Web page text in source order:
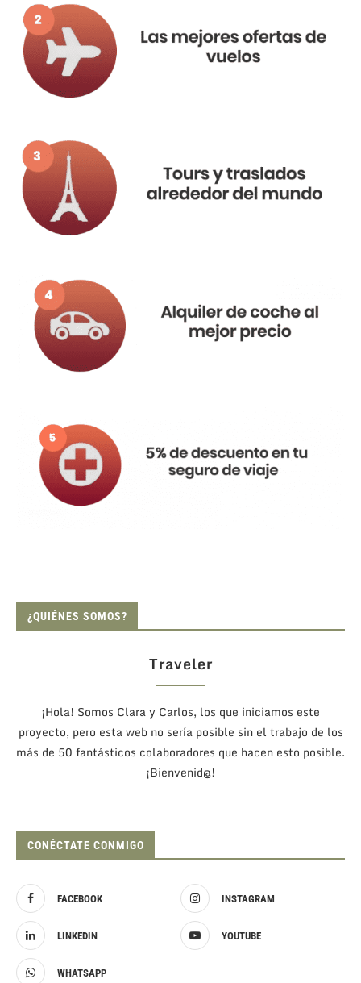
¿QUIÉNES SOMOS?
Traveler
¡Hola! Somos Clara y Carlos, los que iniciamos este
proyecto, pero esta web no sería posible sin el trabajo de los
más de 50 fantásticos colaboradores que hacen esto posible.
¡Bienvenid@!
CONÉCTATE CONMIGO
FACEBOOK INSTAGRAM
LINKEDIN YOUTUBE
WHATSAPP